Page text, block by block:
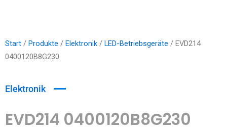
Start / Produkte / Elektronik / LED-Betriebsgeräte / EVD214
0400120B8G230
Elektronik
EVD214 0400120B8G230